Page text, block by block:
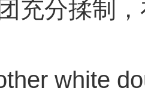
充分揉制
white